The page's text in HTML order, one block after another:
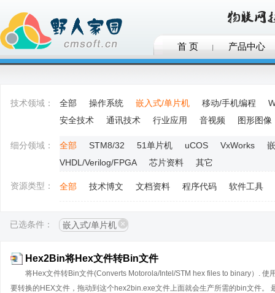
首 页 产品中心
技术领域： 全部 操作系统 嵌入式/单片机 移动/手机编程
安全技术
通讯技术 行业应用 音视频 图形图像
细分领域： 全部 STM8/32 51单片机 uCOS VxWorks
VHDL/Verilog/FPGA
芯片资料 其它
资源类型： 全部 技术博文 文档资料 程序代码 软件工具
已选条件： 嵌入式/单片机
Hex2Bin将Hex文件转Bin文件
将Hex文件转Bin文件(Converts Motorola/Intel/STM hex files to binary）.
要转换的HEX文件，拖动到这个hex2bin.exe文件上面就会生产所需的bin文件。